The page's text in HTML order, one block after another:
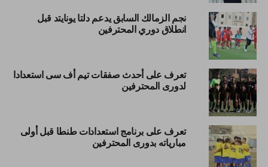
نجم الزمالك السابق يدعم دلتا يونايتد قبل
انطلاق دوري المحترفين
تعرف على أحدث صفقات تيم أف سى استعدادا
لدورى المحترفين
تعرف على برنامج استعدادات طنطا قبل أولى
مبارياته بدورى المحترفين